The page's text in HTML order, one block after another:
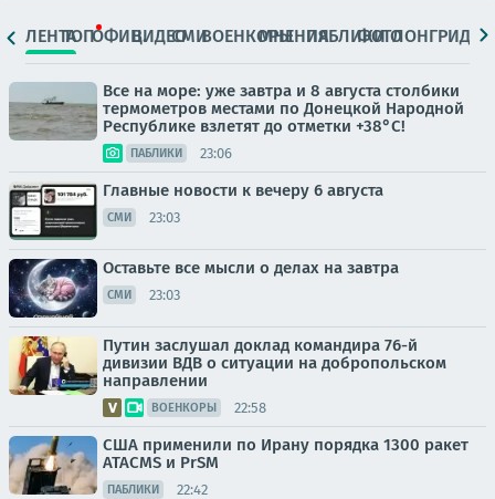
ЛЕНТАТОПОФИЦ.ВИДЕОСМИВОЕНКОРЫМНЕНИЯПАБЛИКИ
ФОТОЛОНГРИДЫ
Все на море: уже завтра и 8 августа столбики
термометров местами по Донецкой Народной
Республике взлетят до отметки +38°C!
ПАБЛИКИ 23:06
Главные новости к вечеру 6 августа
СМИ 23:03
Оставьте все мысли о делах на завтра
СМИ 23:03
Путин заслушал доклад командира 76-й
дивизии ВДВ о ситуации на добропольском
направлении
ВОЕНКОРЫ 22:58
США применили по Ирану порядка 1300 ракет
ATACMS и PrSM
ПАБЛИКИ 22:42